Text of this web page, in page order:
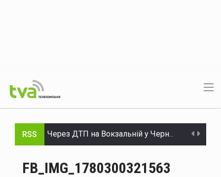
RSS
FB_IMG_1780300321563